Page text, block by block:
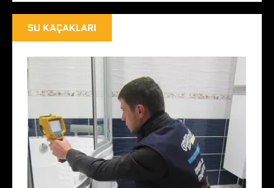
SU KAÇAKLARI